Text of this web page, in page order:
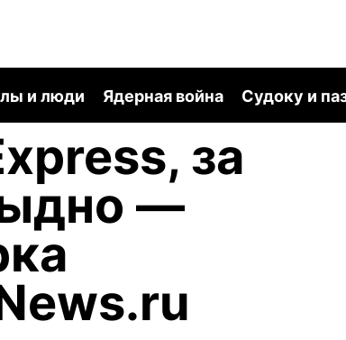
и люди Ядерная война Судоку и
за
—